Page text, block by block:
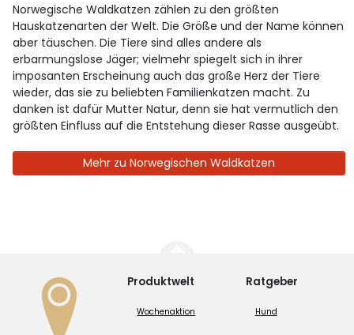
Norwegische Waldkatzen zählen zu den größten
Hauskatzenarten der Welt. Die Größe und der Name können
aber täuschen. Die Tiere sind alles andere als
erbarmungslose Jäger; vielmehr spiegelt sich in ihrer
imposanten Erscheinung auch das große Herz der Tiere
wieder, das sie zu beliebten Familienkatzen macht. Zu
danken ist dafür Mutter Natur, denn sie hat vermutlich den
größten Einfluss auf die Entstehung dieser Rasse ausgeübt.
Mehr zu Norwegischen Waldkatzen
Produktwelt
Wochenaktion
Ratgeber
Hund